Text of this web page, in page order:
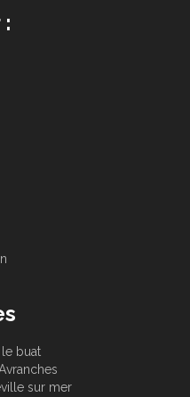
buat
sur mer